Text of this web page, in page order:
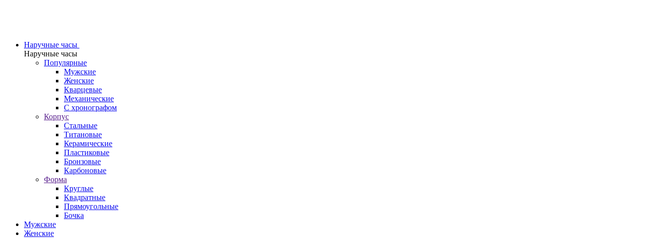
Наручные часы
Наручные часы
Популярные
Мужские
Женские
Кварцевые
Механические
С хронографом
Корпус
Стальные
Титановые
Керамические
Пластиковые
Бронзовые
Карбоновые
Форма
Круглые
Квадратные
Прямоугольные
Бочка
Мужские
Женские